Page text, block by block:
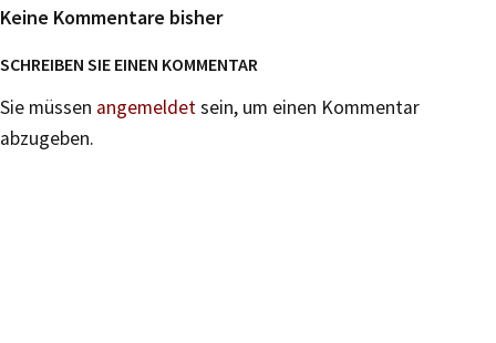
Keine Kommentare bisher
SCHREIBEN SIE EINEN KOMMENTAR
Sie müssen angemeldetsein, um einen Kommentar
abzugeben.